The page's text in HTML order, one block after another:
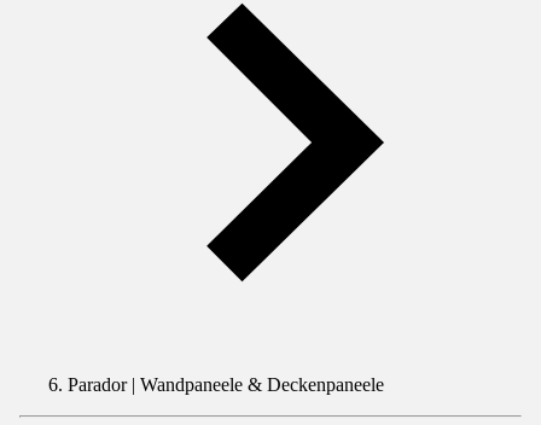
Parador | Wandpaneele & Deckenpaneele